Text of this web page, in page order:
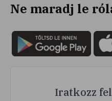
Ne maradj le
Iratkozz